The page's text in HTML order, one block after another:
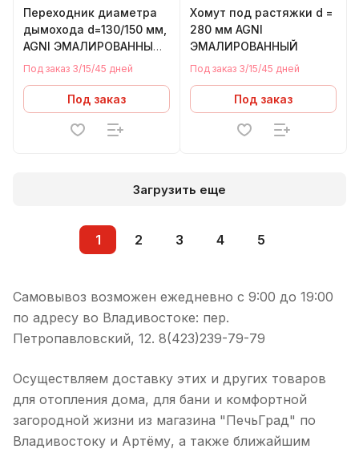
Переходник диаметра
дымохода d=130/150 мм,
AGNI ЭМАЛИРОВАННЫЙ
(AISI 430/нержавейка)
Под заказ 3/15/45 дней
Под заказ
Хомут под растяжки d =
280 мм AGNI
ЭМАЛИРОВАННЫЙ
Под заказ 3/15/45 дней
Под заказ
Загрузить еще
1 2 3 4 5
Самовывоз возможен ежедневно с 9:00 до 19:00
по адресу во Владивостоке: пер.
Петропавловский, 12. 8(423)239-79-79
Осуществляем доставку этих и других товаров
для отопления дома, для бани и комфортной
загородной жизни из магазина "ПечьГрад" по
Владивостоку и Артёму, а также ближайшим